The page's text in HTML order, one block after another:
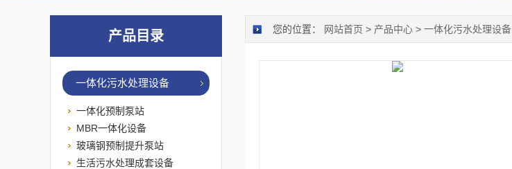
您的位置： 网站首页 > 产品中心 > 一体化污水处理设备
产品目录
一体化污水处理设备
一体化预制泵站
MBR一体化设备
玻璃钢预制提升泵站
生活污水处理成套设备